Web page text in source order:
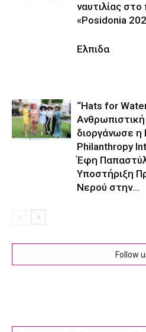
ναυτιλίας
«Posidonia
Ελπιδα
“Hats for
διοργάνωσε η
Philanthropy
Έφη
Υποστήριξη
Νερού στην...
Follow